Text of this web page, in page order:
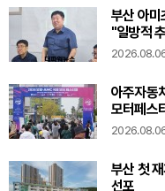
부산 아
"일방적
아주자동
모터페스
부산 첫
선포